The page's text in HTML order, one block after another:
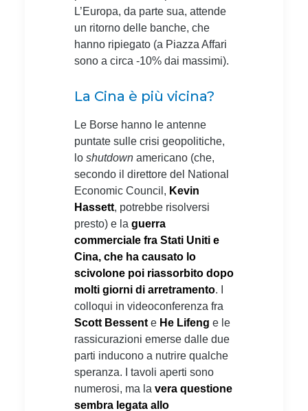
L’Europa, da parte sua, attende
un ritorno delle banche, che
hanno ripiegato (a Piazza Affari
sono a circa -10% dai massimi).
La Cina è più vicina?
Le Borse hanno le antenne
puntate sulle crisi geopolitiche,
lo shutdown americano (che,
secondo il direttore del National
Economic Council, Kevin
Hassett, potrebbe risolversi
presto) e la guerra
commerciale fra Stati Uniti e
Cina, che ha causato lo
scivolone poi riassorbito dopo
molti giorni di arretramento. I
colloqui in videoconferenza fra
Scott Bessente He Lifeng e le
rassicurazioni emerse dalle due
parti inducono a nutrire qualche
speranza. I tavoli aperti sono
numerosi, ma la vera questione
sembra legata allo